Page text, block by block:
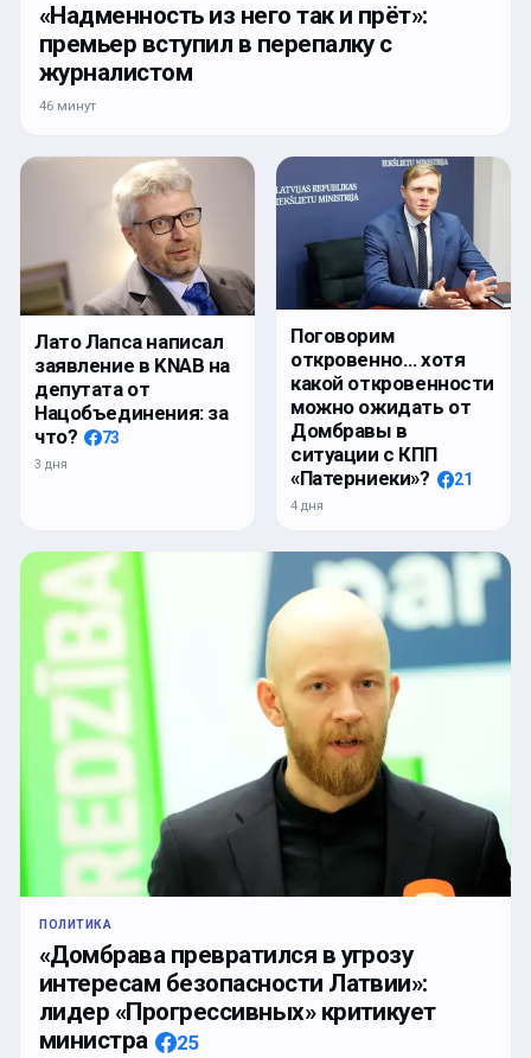
«Надменность из него так и прёт»:
премьер вступил в перепалку с
журналистом
46 минут
Лато Лапса написал
заявление в KNAB на
депутата от
Нацобъединения: за
что?
73
3 дня
Поговорим
откровенно… хотя
какой откровенности
можно ожидать от
Домбравы в
ситуации с КПП
«Патерниеки»?
21
4 дня
ПОЛИТИКА
«Домбрава превратился в угрозу
интересам безопасности Латвии»:
лидер «Прогрессивных» критикует
министра
25